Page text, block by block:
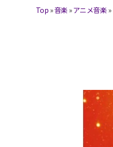
Top »音楽 »アニメ音楽 »